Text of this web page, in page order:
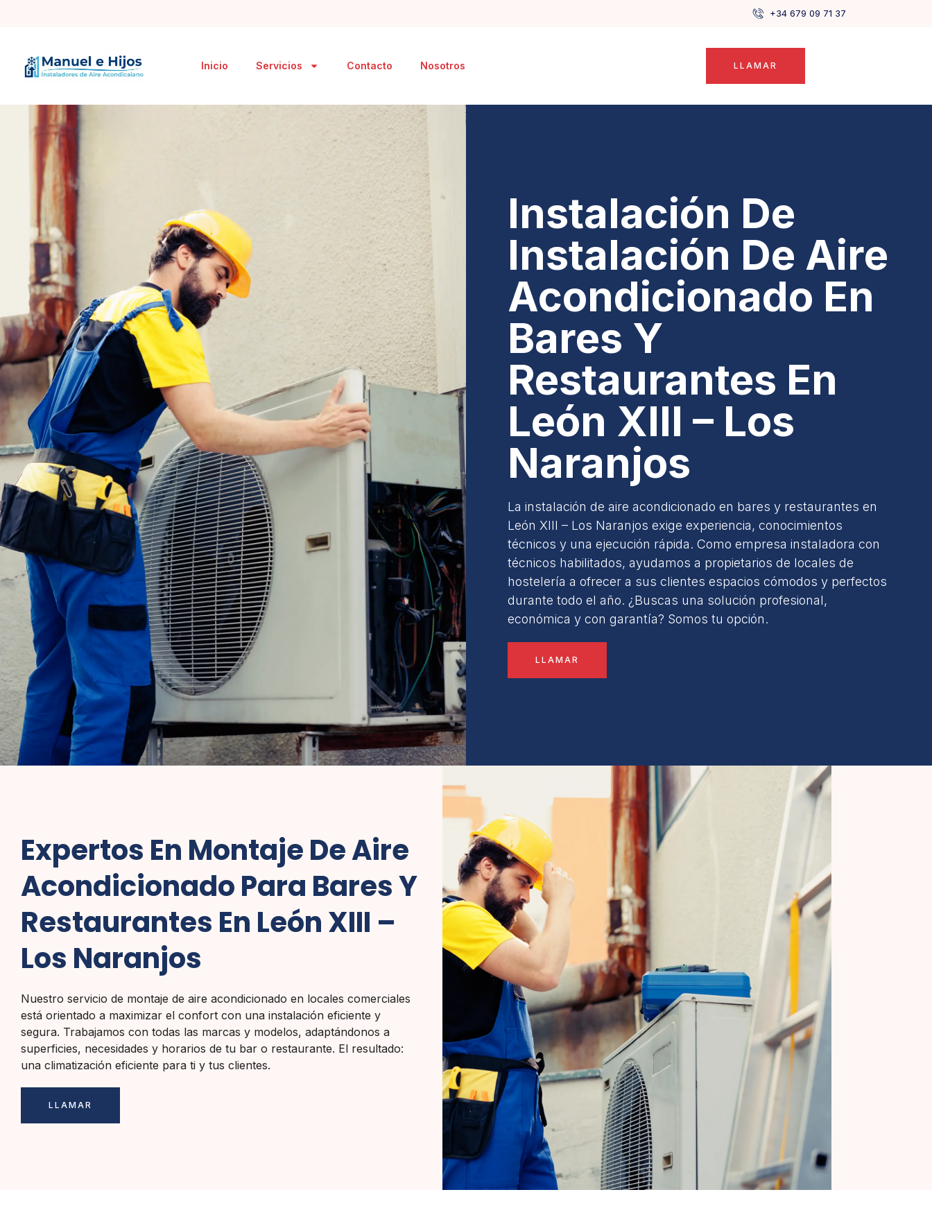
+34 679 09 71 37
Inicio Servicios Contacto Nosotros LLAMAR
Instalación De
Instalación De Aire
Acondicionado En
Bares Y
Restaurantes En
León XIII – Los
Naranjos
La instalación de aire acondicionado en bares y restaurantes en
León XIII – Los Naranjos exige experiencia, conocimientos
técnicos y una ejecución rápida. Como empresa instaladora con
técnicos habilitados, ayudamos a propietarios de locales de
hostelería a ofrecer a sus clientes espacios cómodos y perfectos
durante todo el año. ¿Buscas una solución profesional,
económica y con garantía? Somos tu opción.
LLAMAR
Expertos En Montaje De Aire
Acondicionado Para Bares Y
Restaurantes En León XIII –
Los Naranjos
Nuestro servicio de montaje de aire acondicionado en locales comerciales
está orientado a maximizar el confort con una instalación eficiente y
segura. Trabajamos con todas las marcas y modelos, adaptándonos a
superficies, necesidades y horarios de tu bar o restaurante. El resultado:
una climatización eficiente para ti y tus clientes.
LLAMAR